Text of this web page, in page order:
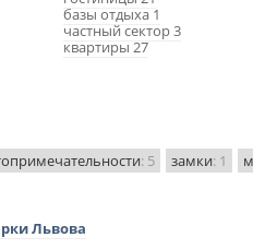
базы отдыха 1
частный сектор 3
квартиры 27
: 5 замки: 1
Львова